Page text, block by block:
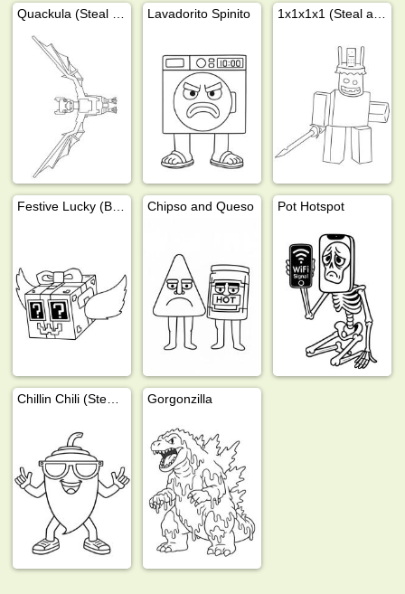
Quackula (Steal a Brainrot) Lavadorito Spinito 1x1x1x1 (Steal a Brainrot)
Festive Lucky (Block Steal a Brainrot) Chipso and Queso Pot Hotspot
Chillin Chili (Steal a Brainrot) Gorgonzilla